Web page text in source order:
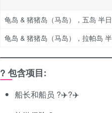
龟岛 & 猪猪岛（马岛），五岛 半
龟岛 & 猪猪岛（马岛），拉帕岛
? 包含项目:
船长和船员 ?‍✈️?‍✈️